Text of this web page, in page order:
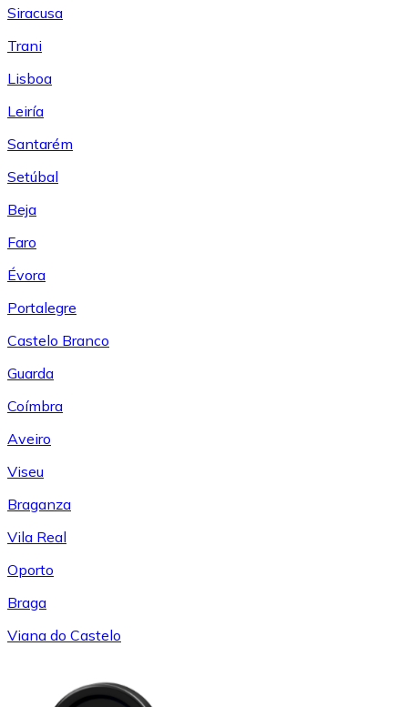
Siracusa
Trani
Lisboa
Leiría
Santarém
Setúbal
Beja
Faro
Évora
Portalegre
Castelo Branco
Guarda
Coímbra
Aveiro
Viseu
Braganza
Vila Real
Oporto
Braga
Viana do Castelo